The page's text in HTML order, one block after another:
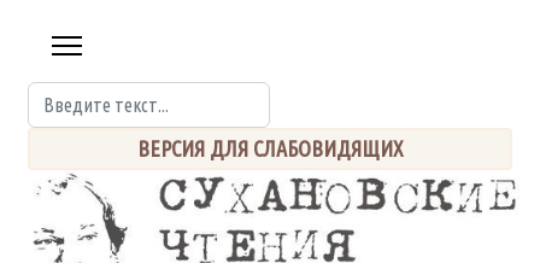
Введите +
ВЕРСИЯ ДЛЯ СЛАБОВИДЯЩИХ